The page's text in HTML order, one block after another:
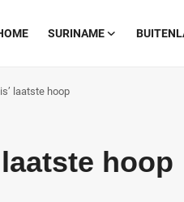
SURINAME
laatste hoop
hoop